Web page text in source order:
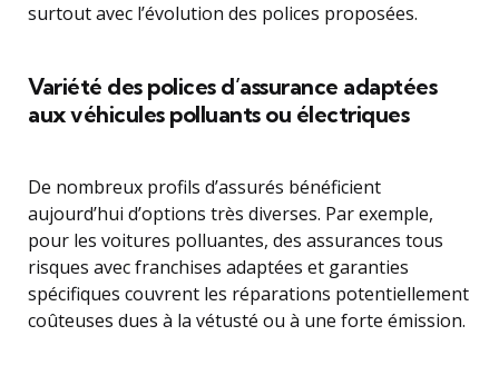
surtout avec l’évolution des polices proposées.
Variété des polices d’assurance adaptées
aux véhicules polluants ou électriques
De nombreux profils d’assurés bénéficient
aujourd’hui d’options très diverses. Par exemple,
pour les voitures polluantes, des assurances tous
risques avec franchises adaptées et garanties
spécifiques couvrent les réparations potentiellement
coûteuses dues à la vétusté ou à une forte émission.